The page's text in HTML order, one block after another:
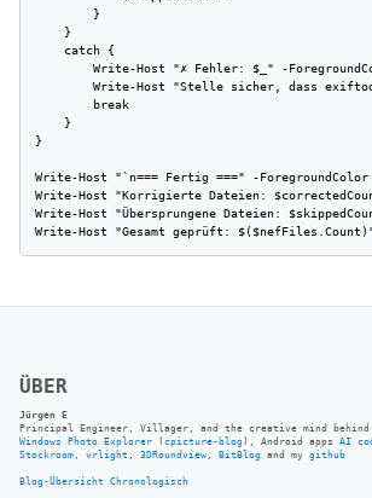
        }
    }
    catch {
Write-Host "✗ Fehler: $_" -
Write-Host "Stelle sicher, dass
        break
    }
}
Write-Host "`n=== Fertig ===" -ForegroundColor
Write-Host "Korrigierte Dateien:
Write-Host "Übersprungene Dateien:
Write-Host "Gesamt geprüft: $($nefFiles.Count)"
ÜBER
Jürgen E
Principal Engineer, Villager, and the creative mind
Windows Photo Explorer (cpicture-blog ), Android apps AI
Stockroom , vrlight , 3DRoundview , BitBlog and my github
Blog-Übersicht Chronologisch